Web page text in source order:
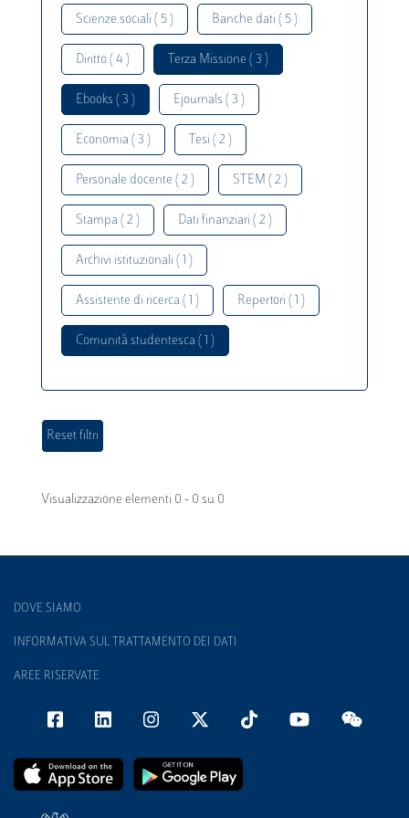
Scienze sociali ( 5 ) Banche dati ( 5 )
Diritto ( 4 ) Terza Missione ( 3 )
Ebooks ( 3 ) Ejournals ( 3 )
Economia ( 3 ) Tesi ( 2 )
Personale docente ( 2 ) STEM ( 2 )
Stampa ( 2 ) Dati finanziari ( 2 )
Archivi istituzionali ( 1 )
Assistente di ricerca ( 1 ) Repertori ( 1 )
Comunità studentesca ( 1 )
Visualizzazione elementi 0 - 0 su 0
DOVE SIAMO
INFORMATIVA SUL TRATTAMENTO DEI DATI
AREE RISERVATE